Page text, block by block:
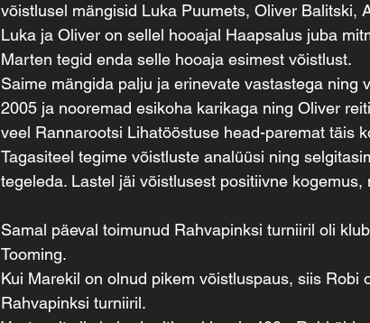
võistlusel mängisid Luka Puumets, Oliver Balitski,
Luka ja Oliver on sellel hooajal Haapsalus juba
Marten tegid enda selle hooaja esimest võistlust.
Saime mängida palju ja erinevate vastastega ning
2005 ja nooremad esikoha karikaga ning Oliver
veel Rannarootsi Lihatööstuse head-paremat täis
Tagasiteel tegime võistluste analüüsi ning
tegeleda. Lastel jäi võistlusest positiivne kogemus,
Samal päeval toimunud Rahvapinksi turniiril oli
Tooming.
Kui Marekil on olnud pikem võistluspaus, siis Robi
Rahvapinksi turniiril.